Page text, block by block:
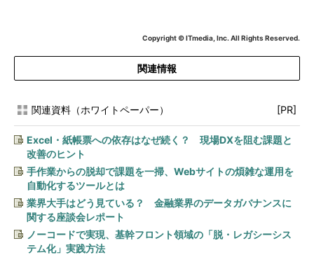
Copyright © ITmedia, Inc. All Rights Reserved.
関連情報
関連資料（ホワイトペーパー） [PR]
Excel・紙帳票への依存はなぜ続く？ 現場DXを阻む課題と
改善のヒント
手作業からの脱却で課題を一掃、Webサイトの煩雑な運用を
自動化するツールとは
業界大手はどう見ている？ 金融業界のデータガバナンスに
関する座談会レポート
ノーコードで実現、基幹フロント領域の「脱・レガシーシス
テム化」実践方法